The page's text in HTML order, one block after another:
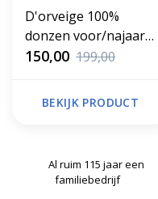
D'orveige 100%
donzen voor/najaars
dekbed
150,00 199,00
BEKIJK PRODUCT
Al ruim 115 jaar een
familiebedrijf